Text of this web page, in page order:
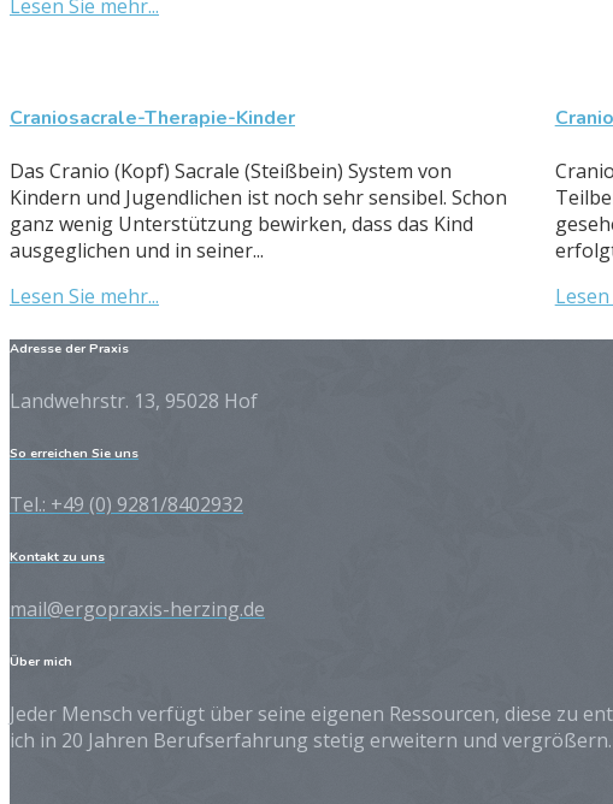
Lesen Sie mehr...
Craniosacrale-Therapie-Kinder
Das Cranio (Kopf) Sacrale (Steißbein) System von
Kindern und Jugendlichen ist noch sehr sensibel. Schon
ganz wenig Unterstützung bewirken, dass das Kind
ausgeglichen und in seiner...
Lesen Sie mehr...
Lesen
Adresse der Praxis
Landwehrstr. 13, 95028 Hof
So erreichen Sie uns
Tel.: +49 (0) 9281/8402932
Kontakt zu uns
mail@ergopraxis-herzing.de
Über mich
Jeder Mensch verfügt über seine eigenen Ressourcen, diese zu
ich in 20 Jahren Berufserfahrung stetig erweitern und vergrößern.